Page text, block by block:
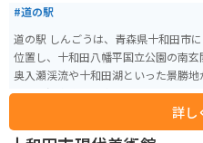
#道の駅
道の駅 しんごうは、青森県十和田市
位置し、十和田八幡平国立公園の南玄関口
奥入瀬渓流や十和田湖といった景勝
また、温泉施設「奥入瀬ろまんパー
物、手作りの加工品などが購入でき
詳し